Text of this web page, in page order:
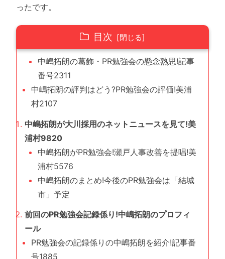
ったです。
目次
中嶋拓朗の葛飾・PR勉強会の懸念熟思!記事
番号2311
中嶋拓朗の評判はどう?PR勉強会の評価!美浦
村2107
中嶋拓朗が大川採用のネットニュースを見て!美
浦村9820
中嶋拓朗がPR勉強会!瀬戸人事改善を提唱!美
浦村5576
中嶋拓朗のまとめ!今後のPR勉強会は「結城
市」予定
前回のPR勉強会記録係り!中嶋拓朗のプロフィ
ール
PR勉強会の記録係りの中嶋拓朗を紹介!記事番
号1885